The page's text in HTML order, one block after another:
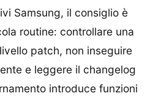
Samsung, il consiglio è
routine: controllare una
patch, non inseguire
e leggere il changelog
introduce funzioni